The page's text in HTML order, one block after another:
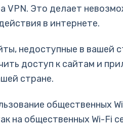
VPN. Это делает
в интернете.
недоступные в вашей
доступ к сайтам и
стране.
общественных
на общественных Wi-Fi